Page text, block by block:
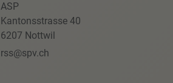
ASP
Kantonsstrasse 40
6207 Nottwil
rss@spv.ch